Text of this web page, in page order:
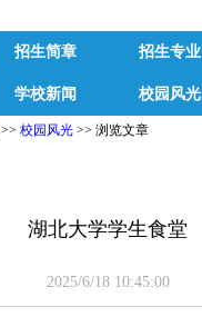
招生简章 招生专业
学校新闻 校园风光
>> 校园风光 >> 浏览文章
湖北大学学生食堂
2025/6/18 10:45:00